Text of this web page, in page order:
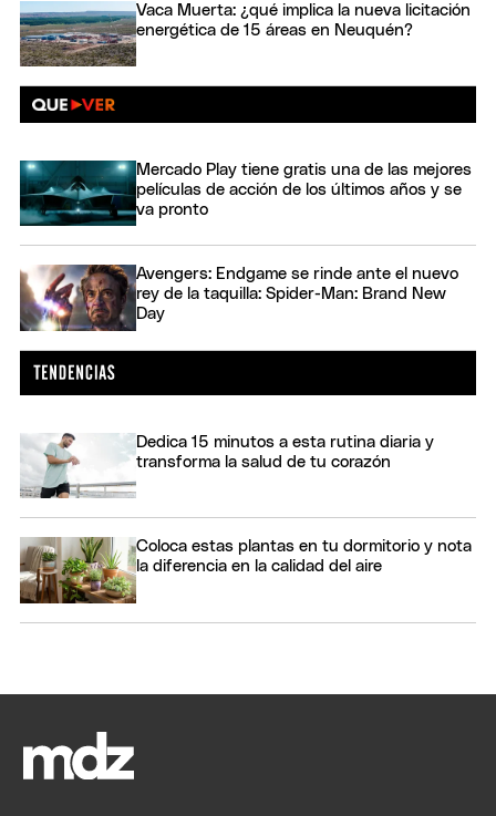
Vaca Muerta: ¿qué implica la nueva licitación
energética de 15 áreas en Neuquén?
Mercado Play tiene gratis una de las mejores
películas de acción de los últimos años y se
va pronto
Avengers: Endgame se rinde ante el nuevo
rey de la taquilla: Spider-Man: Brand New
Day
Dedica 15 minutos a esta rutina diaria y
transforma la salud de tu corazón
Coloca estas plantas en tu dormitorio y nota
la diferencia en la calidad del aire